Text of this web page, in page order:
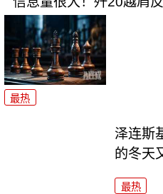
最热
泽连斯
的冬天
最热